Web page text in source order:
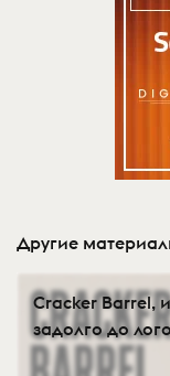
Другие
Cracker Barrel,
задолго до